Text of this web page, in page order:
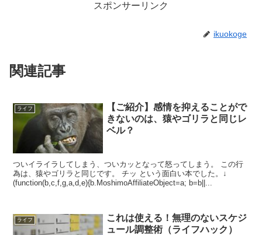
スポンサーリンク
ikuokoge
関連記事
ライフ
【ご紹介】感情を抑えることがで
きないのは、猿やゴリラと同じレ
ベル？
ついイライラしてしまう、ついカッとなって怒ってしまう。 この行
為は、猿やゴリラと同じです。 チッ という面白い本でした。↓
(function(b,c,f,g,a,d,e){b.MoshimoAffiliateObject=a; b=b||...
ライフ
これは使える！無理のないスケジ
ュール調整術（ライフハック）